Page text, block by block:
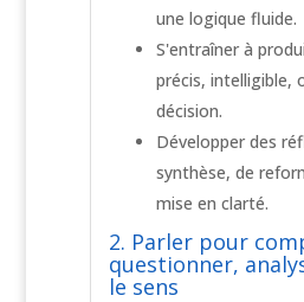
une logique fluide.
S'entraîner à
précis, intelligible,
décision.
Développer des
synthèse, de
mise en clarté.
2. Parler pour
questionner,
le sens